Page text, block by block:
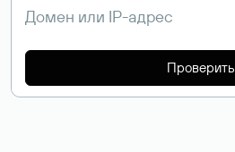
Проверить